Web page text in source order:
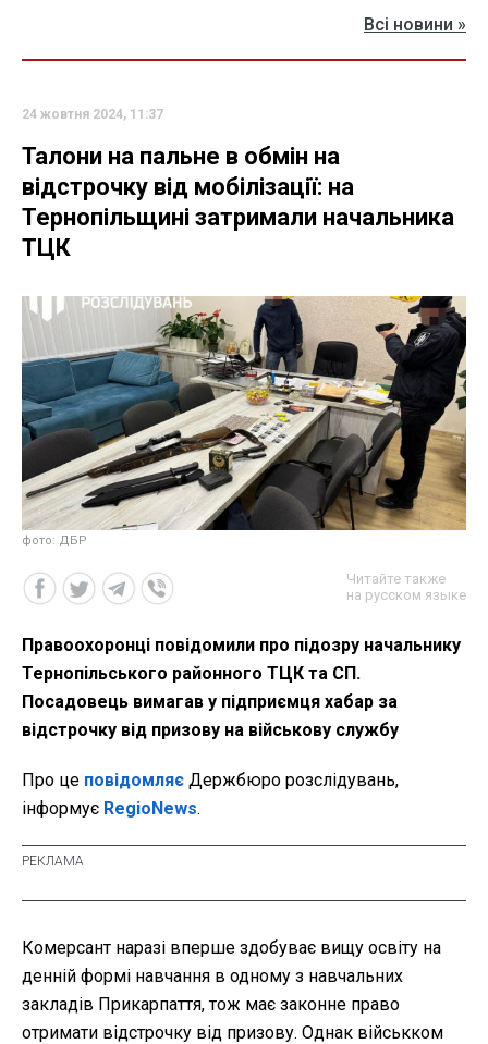
Всі новини »
24 жовтня 2024, 11:37
Талони на пальне в обмін на
відстрочку від мобілізації: на
Тернопільщині затримали начальника
ТЦК
фото: ДБР
Читайте также
на русском языке
Правоохоронці повідомили про підозру начальнику
Тернопільського районного ТЦК та СП.
Посадовець вимагав у підприємця хабар за
відстрочку від призову на військову службу
Про це повідомляє Держбюро розслідувань,
інформує RegioNews.
Комерсант наразі вперше здобуває вищу освіту на
денній формі навчання в одному з навчальних
закладів Прикарпаття, тож має законне право
отримати відстрочку від призову. Однак військком